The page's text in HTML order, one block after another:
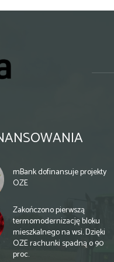
mBank dofinansuje projekty
OZE
Zakończono pierwszą
termomodernizację bloku
mieszkalnego na wsi. Dzięki
OZE rachunki spadną o 90
proc.